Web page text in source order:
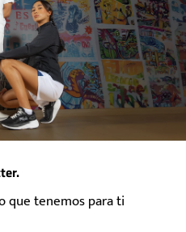
que tenemos para ti